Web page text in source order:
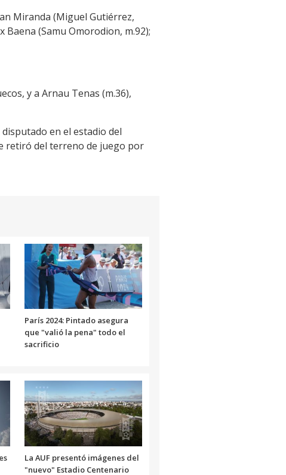
Miranda (Miguel Gutiérrez,
Baena (Samu Omorodion, m.92);
y a Arnau Tenas (m.36),
en el estadio del
retiró del terreno de juego por
París 2024: Pintado asegura
que "valió la pena" todo el
sacrificio
La AUF presentó imágenes del
"nuevo" Estadio Centenario